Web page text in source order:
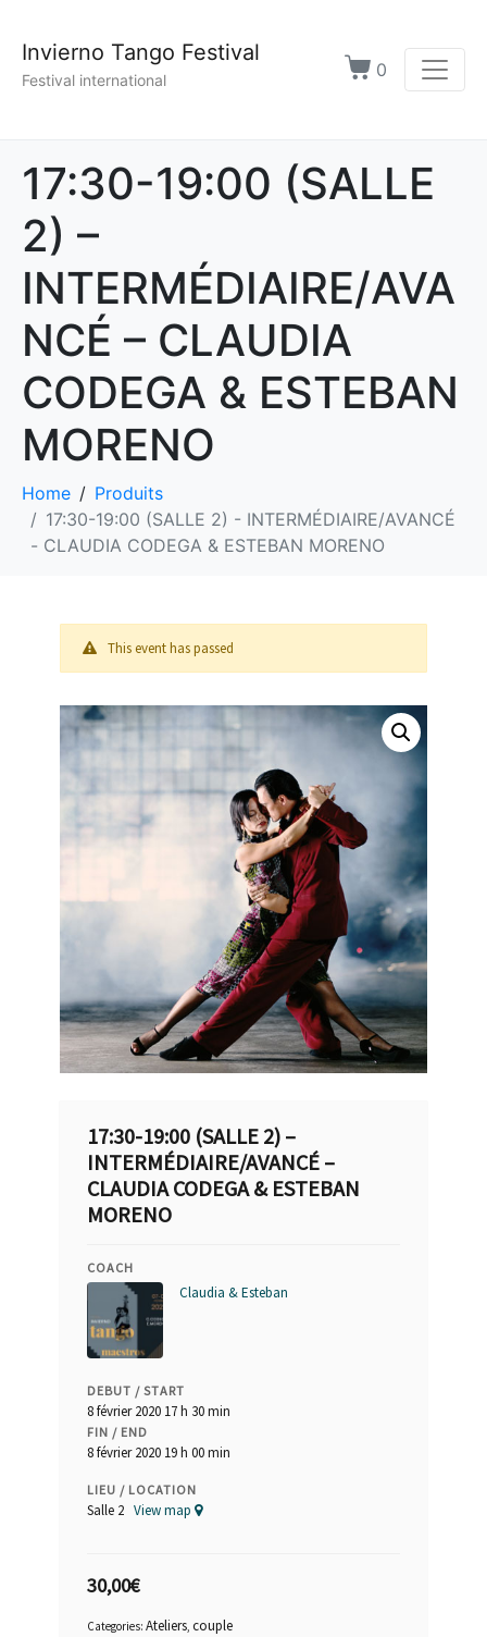
Invierno Tango Festival
Festival international 0
17:30-19:00 (SALLE
2) –
INTERMÉDIAIRE/AVA
NCÉ – CLAUDIA
CODEGA & ESTEBAN
MORENO
Home
Produits
17:30-19:00 (SALLE 2) - INTERMÉDIAIRE/AVANCÉ
- CLAUDIA CODEGA & ESTEBAN MORENO
This event has passed
17:30-19:00 (SALLE 2) –
INTERMÉDIAIRE/AVANCÉ –
CLAUDIA CODEGA & ESTEBAN
MORENO
COACH
Claudia & Esteban
DEBUT / START
8 février 2020 17 h 30 min
FIN / END
8 février 2020 19 h 00 min
LIEU / LOCATION
Salle 2 View map
30,00€
Categories: Ateliers, couple